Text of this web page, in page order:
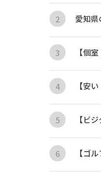
愛知
【個
【安
【ビ
【ゴ